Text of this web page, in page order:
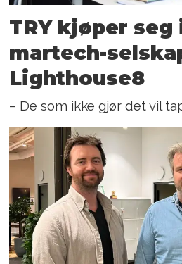
TRY kjøper seg
martech-
Lighthouse8
– De som ikke gjør det vil